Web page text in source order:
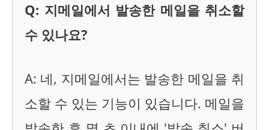
Q: 지메일에서 발송한 메일을 취소할
수 있나요?
A: 네, 지메일에서는 발송한 메일을 취
소할 수 있는 기능이 있습니다. 메일을